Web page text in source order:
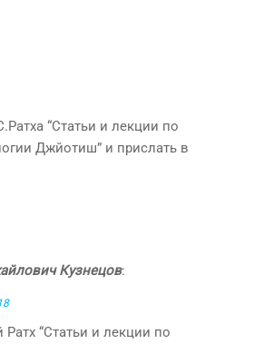
“Статьи и лекции по
Джйотиш” и прислать в
Кузнецов:
“Статьи и лекции по